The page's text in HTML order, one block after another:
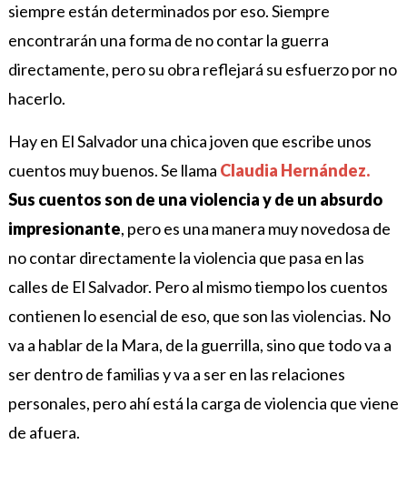
siempre están determinados por eso. Siempre
encontrarán una forma de no contar la guerra
directamente, pero su obra reflejará su esfuerzo por no
hacerlo.
Hay en El Salvador una chica joven que escribe unos
cuentos muy buenos. Se llama Claudia Hernández.
Sus cuentos son de una violencia y de un absurdo
impresionante, pero es una manera muy novedosa de
no contar directamente la violencia que pasa en las
calles de El Salvador. Pero al mismo tiempo los cuentos
contienen lo esencial de eso, que son las violencias. No
va a hablar de la Mara, de la guerrilla, sino que todo va a
ser dentro de familias y va a ser en las relaciones
personales, pero ahí está la carga de violencia que viene
de afuera.